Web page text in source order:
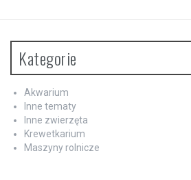
Kategorie
Akwarium
Inne tematy
Inne zwierzęta
Krewetkarium
Maszyny rolnicze